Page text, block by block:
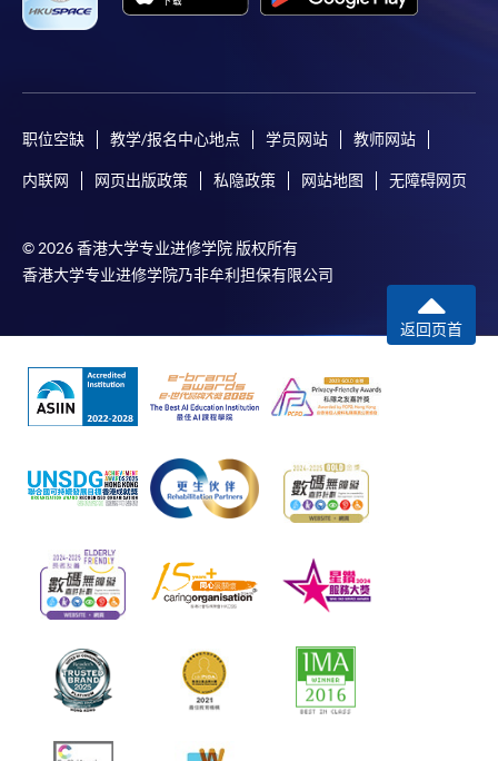
职位空缺 教学/报名中心地点 学员网站 教师网站
内联网 网页出版政策 私隐政策 网站地图 无障碍网页
© 2026 香港大学专业进修学院 版权所有
香港大学专业进修学院乃非牟利担保有限公司
返回页首